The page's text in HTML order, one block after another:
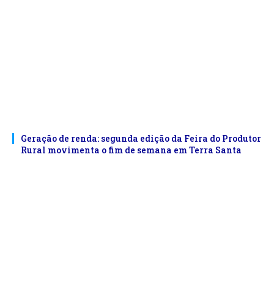
Geração de renda: segunda edição da Feira do Produtor
Rural movimenta o fim de semana em Terra Santa